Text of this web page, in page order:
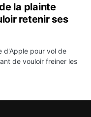
la plainte
retenir ses
d'Apple pour vol de
de vouloir freiner les